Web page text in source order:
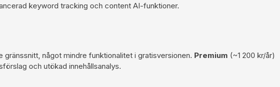
keyword tracking och content AI-funktioner.
gränssnitt, något mindre funktionalitet i gratisversionen. Premium (~1 200 kr/år)
och utökad innehållsanalys.